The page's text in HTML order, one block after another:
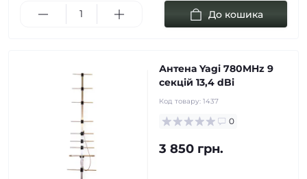
До кошика
Антена Yagi 780MHz 9
cекцій 13,4 dBi
Код товару: 1437
0
3 850 грн.